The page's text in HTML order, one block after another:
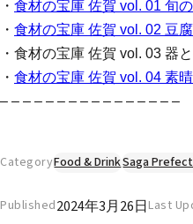
・ 食材の宝庫 佐賀 vol. 01 旬
・ 食材の宝庫 佐賀 vol. 02 豆
・食材の宝庫 佐賀 vol. 03 器
・ 食材の宝庫 佐賀 vol. 04 素
– – – – – – – – – – – – – – – –
CategoryFood & DrinkSaga
Published2024年3月26日Last